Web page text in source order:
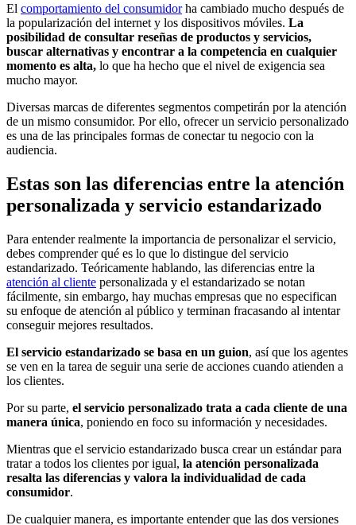
El comportamiento del consumidorha cambiado mucho después de
la popularización del internet y los dispositivos móviles. La
posibilidad de consultar reseñas de productos y servicios,
buscar alternativas y encontrar a la competencia en cualquier
momento es alta, lo que ha hecho que el nivel de exigencia sea
mucho mayor.
Diversas marcas de diferentes segmentos competirán por la atención
de un mismo consumidor. Por ello, ofrecer un servicio personalizado
es una de las principales formas de conectar tu negocio con la
audiencia.
Estas son las diferencias entre la atención
personalizada y servicio estandarizado
Para entender realmente la importancia de personalizar el servicio,
debes comprender qué es lo que lo distingue del servicio
estandarizado. Teóricamente hablando, las diferencias entre la
atención al cliente personalizada y el estandarizado se notan
fácilmente, sin embargo, hay muchas empresas que no especifican
su enfoque de atención al público y terminan fracasando al intentar
conseguir mejores resultados.
El servicio estandarizado se basa en un guion, así que los agentes
se ven en la tarea de seguir una serie de acciones cuando atienden a
los clientes.
Por su parte, el servicio personalizado trata a cada cliente de una
manera única, poniendo en foco su información y necesidades.
Mientras que el servicio estandarizado busca crear un estándar para
tratar a todos los clientes por igual, la atención personalizada
resalta las diferencias y valora la individualidad de cada
consumidor.
De cualquier manera, es importante entender que las dos versiones